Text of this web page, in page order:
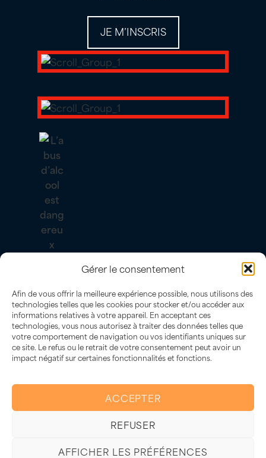
Gérer le consentement
Afin de vous offrir la meilleure expérience possible, nous utilisons des
technologies telles que les cookies pour stocker et/ou accéder aux
informations relatives à votre appareil. En acceptant ces
technologies, vous nous autorisez à traiter des données telles que
votre comportement de navigation ou vos identifiants uniques sur
ce site. Le refus ou le retrait de votre consentement peut avoir un
impact négatif sur certaines fonctionnalités et fonctions.
ACCEPTER
REFUSER
AFFICHER LES PRÉFÉRENCES
JE M’INSCRIS
pour la santé, à consommer avec
modération.
–Politique de confidentialités et cookies–Informations